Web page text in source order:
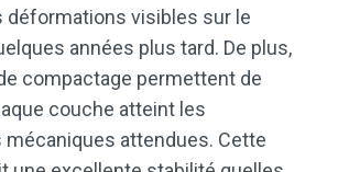
déformations visibles sur le
années plus tard. De plus,
compactage permettent de
couche atteint les
attendues. Cette